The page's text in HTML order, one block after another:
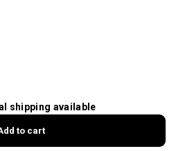
shipping available
to cart